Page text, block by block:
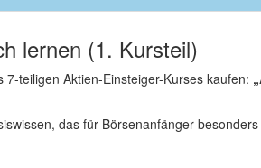
lernen (1. Kursteil)
teiligen Aktien-Einsteiger-Kurses kaufen:
das für Börsenanfänger